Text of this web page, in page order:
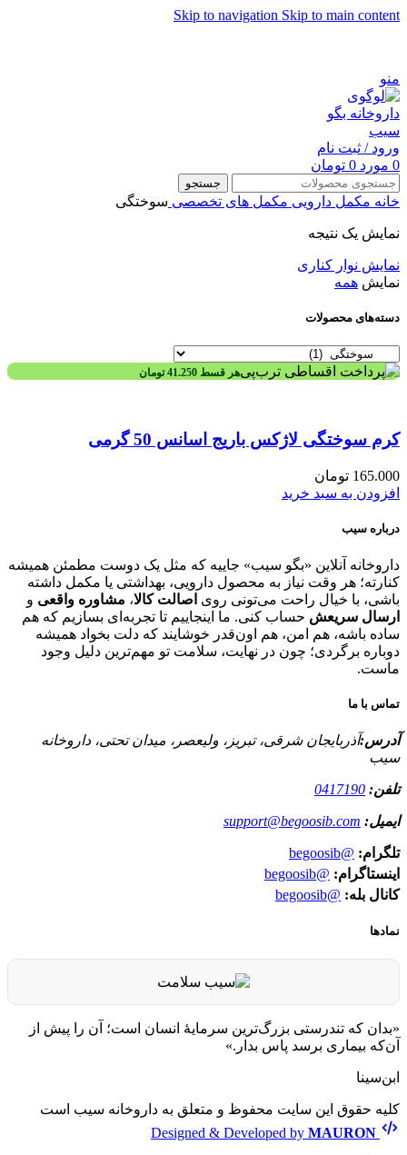
Skip to navigation Skip to main content
منو
ورود / ثبت نام
0 مورد 0 تومان
جستجو
خانه مکمل دارویی مکمل های تخصصی سوختگی
نمایش یک نتیجه
نمایش نوار کناری
نمایش همه
دسته‌های محصولات
هر قسط 41.250 تومان
کرم سوختگی لاژکس باریج اسانس 50 گرمی
165.000 تومان
افزودن به سبد خرید
درباره سیب
داروخانه آنلاین «بگو سیب» جاییه که مثل یک دوست مطمئن همیشه
کنارته؛ هر وقت نیاز به محصول دارویی، بهداشتی یا مکمل داشته
باشی، با خیال راحت می‌تونی روی اصالت کالا، مشاوره واقعی و
ارسال سریعش حساب کنی. ما اینجاییم تا تجربه‌ای بسازیم که هم
ساده باشه، هم امن، هم اون‌قدر خوشایند که دلت بخواد همیشه
دوباره برگردی؛ چون در نهایت، سلامت تو مهم‌ترین دلیل وجود
ماست.
تماس با ما
آدرس:آذربایجان شرقی، تبریز، ولیعصر، میدان تحتی، داروخانه
سیب
تلفن: 0417190
ایمیل: support@begoosib.com
تلگرام: @begoosib
اینستاگرام: @begoosib
کانال بله: @begoosib
نمادها
«بدان که تندرستی بزرگ‌ترین سرمایهٔ انسان است؛ آن را پیش از
آن‌که بیماری برسد پاس بدار.»
ابن‌سینا
کلیه حقوق این سایت محفوظ و متعلق به داروخانه سیب است
Designed & Developed by MAURON